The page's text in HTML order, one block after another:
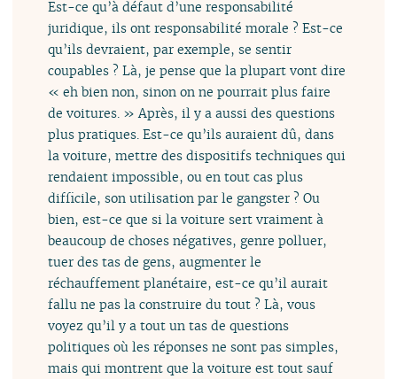
Est-ce qu’à défaut d’une responsabilité
juridique, ils ont responsabilité morale ? Est-ce
qu’ils devraient, par exemple, se sentir
coupables ? Là, je pense que la plupart vont dire
« eh bien non, sinon on ne pourrait plus faire
de voitures. » Après, il y a aussi des questions
plus pratiques. Est-ce qu’ils auraient dû, dans
la voiture, mettre des dispositifs techniques qui
rendaient impossible, ou en tout cas plus
difficile, son utilisation par le gangster ? Ou
bien, est-ce que si la voiture sert vraiment à
beaucoup de choses négatives, genre polluer,
tuer des tas de gens, augmenter le
réchauffement planétaire, est-ce qu’il aurait
fallu ne pas la construire du tout ? Là, vous
voyez qu’il y a tout un tas de questions
politiques où les réponses ne sont pas simples,
mais qui montrent que la voiture est tout sauf